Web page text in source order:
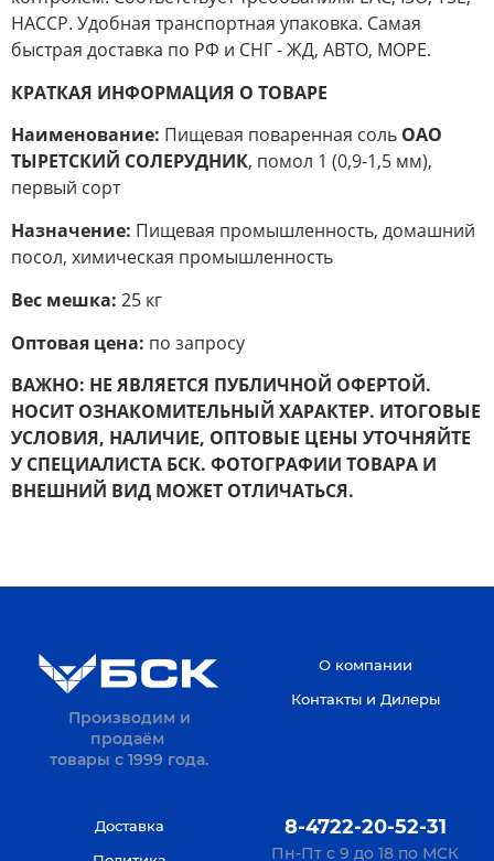
HACCP. Удобная транспортная упаковка. Самая
быстрая доставка по РФ и СНГ - ЖД, АВТО, МОРЕ.
КРАТКАЯ ИНФОРМАЦИЯ О ТОВАРЕ
Наименование: Пищевая поваренная соль ОАО
ТЫРЕТСКИЙ СОЛЕРУДНИК, помол 1 (0,9-1,5 мм),
первый сорт
Назначение: Пищевая промышленность, домашний
посол, химическая промышленность
Вес мешка: 25 кг
Оптовая цена: по запросу
ВАЖНО: НЕ ЯВЛЯЕТСЯ ПУБЛИЧНОЙ ОФЕРТОЙ.
НОСИТ ОЗНАКОМИТЕЛЬНЫЙ ХАРАКТЕР. ИТОГОВЫЕ
УСЛОВИЯ, НАЛИЧИЕ, ОПТОВЫЕ ЦЕНЫ УТОЧНЯЙТЕ
У СПЕЦИАЛИСТА БСК. ФОТОГРАФИИ ТОВАРА И
ВНЕШНИЙ ВИД МОЖЕТ ОТЛИЧАТЬСЯ.
Производим и
продаём
товары с 1999 года.
О компании
Контакты и Дилеры
Доставка
8-4722-20-52-31
Пн-Пт с 9 до 18 по МСК